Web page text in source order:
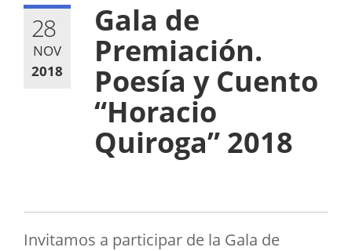
28
NOV
2018
Gala de
Premiación.
Poesía y Cuento
“Horacio
Quiroga” 2018
Invitamos a participar de la Gala de